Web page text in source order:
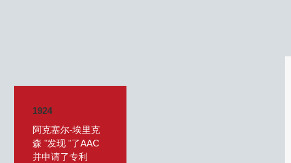
1924
阿克塞尔-埃里克
森 "发现 "了AAC
并申请了专利